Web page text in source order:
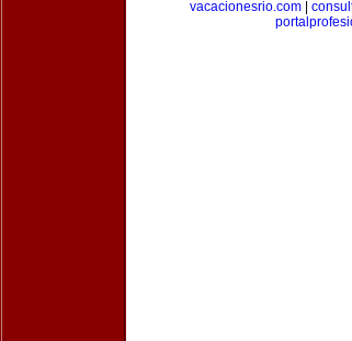
vacacionesrio.com